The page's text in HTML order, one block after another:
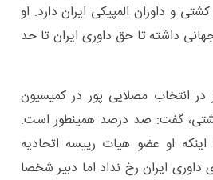
و داوران المپیکی ایران دارد. او
داشته تا حق داوری ایران تا حد
در انتخاب مصلایی پور در کمیسیون
کشتی، گفت: صد درصد همینطور است.
او عضو هیات رییسه اتحادیه
داوری ایران رخ نداد اما دبیر شخصا